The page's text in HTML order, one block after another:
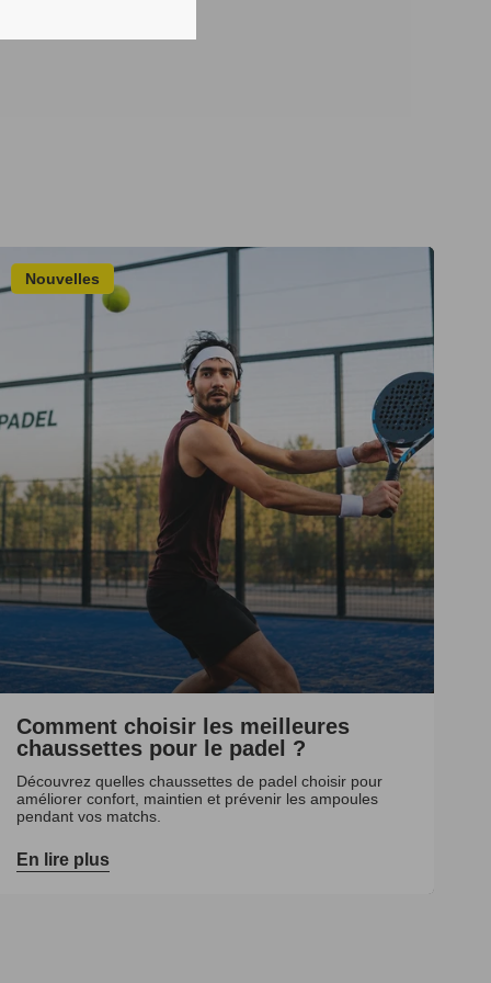
Nouvelles
Comment choisir les meilleures
chaussettes pour le padel ?
Découvrez quelles chaussettes de padel choisir pour
améliorer confort, maintien et prévenir les ampoules
pendant vos matchs.
En lire plus